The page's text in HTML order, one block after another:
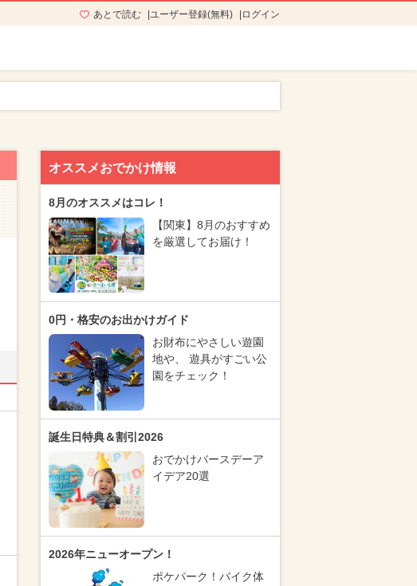
あとで読む ユーザー登録(無料) ログイン
オススメおでかけ情報
8月のオススメはコレ！
【関東】8月のおすすめ
を厳選してお届け！
0円・格安のお出かけガイド
お財布にやさしい遊園
地や、 遊具がすごい公
園をチェック！
誕生日特典＆割引2026
おでかけバースデーア
イデア20選
2026年ニューオープン！
ポケパーク！バイク体